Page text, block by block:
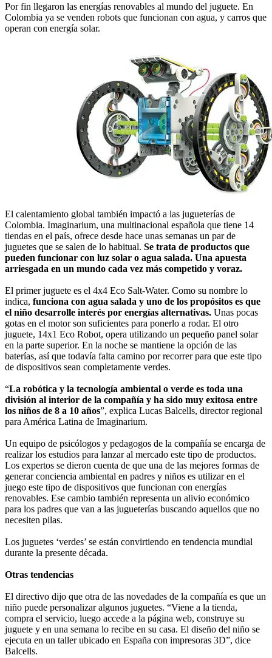
Por fin llegaron las energías renovables al mundo del juguete. En
Colombia ya se venden robots que funcionan con agua, y carros que
operan con energía solar.
El calentamiento global también impactó a las jugueterías de
Colombia. Imaginarium, una multinacional española que tiene 14
tiendas en el país, ofrece desde hace unas semanas un par de
juguetes que se salen de lo habitual. Se trata de productos que
pueden funcionar con luz solar o agua salada. Una apuesta
arriesgada en un mundo cada vez más competido y voraz.
El primer juguete es el 4x4 Eco Salt-Water. Como su nombre lo
indica, funciona con agua salada y uno de los propósitos es que
el niño desarrolle interés por energías alternativas. Unas pocas
gotas en el motor son suficientes para ponerlo a rodar. El otro
juguete, 14x1 Eco Robot, opera utilizando un pequeño panel solar
en la parte superior. En la noche se mantiene la opción de las
baterías, así que todavía falta camino por recorrer para que este tipo
de dispositivos sean completamente verdes.
“La robótica y la tecnología ambiental o verde es toda una
división al interior de la compañía y ha sido muy exitosa entre
los niños de 8 a 10 años”, explica Lucas Balcells, director regional
para América Latina de Imaginarium.
Un equipo de psicólogos y pedagogos de la compañía se encarga de
realizar los estudios para lanzar al mercado este tipo de productos.
Los expertos se dieron cuenta de que una de las mejores formas de
generar conciencia ambiental en padres y niños es utilizar en el
juego este tipo de dispositivos que funcionan con energías
renovables. Ese cambio también representa un alivio económico
para los padres que van a las jugueterías buscando aquellos que no
necesiten pilas.
Los juguetes ‘verdes’ se están convirtiendo en tendencia mundial
durante la presente década.
Otras tendencias
El directivo dijo que otra de las novedades de la compañía es que un
niño puede personalizar algunos juguetes. “Viene a la tienda,
compra el servicio, luego accede a la página web, construye su
juguete y en una semana lo recibe en su casa. El diseño del niño se
ejecuta en un taller ubicado en España con impresoras 3D”, dice
Balcells.